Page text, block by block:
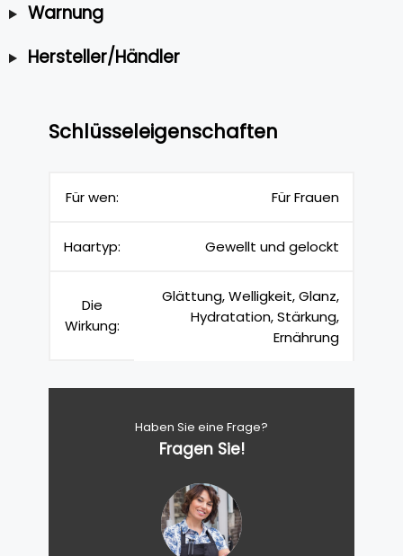
Warnung
Hersteller/Händler
Schlüsseleigenschaften
Für wen: Für Frauen
Haartyp: Gewellt und gelockt
Die
Wirkung:
Glättung, Welligkeit, Glanz,
Hydratation, Stärkung,
Ernährung
Haben Sie eine Frage?
Fragen Sie!